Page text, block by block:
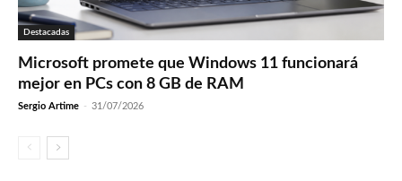
Destacadas
Microsoft promete que Windows 11 funcionará
mejor en PCs con 8 GB de RAM
Sergio Artime - 31/07/2026